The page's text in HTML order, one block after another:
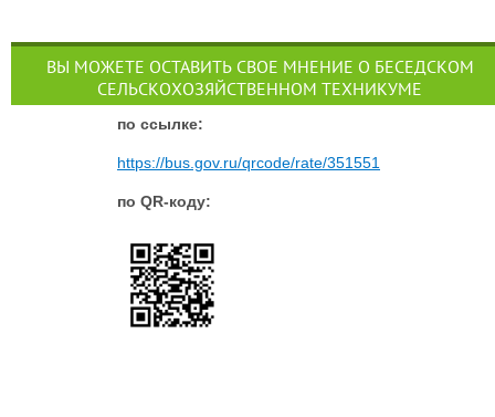
ВЫ МОЖЕТЕ ОСТАВИТЬ СВОЕ МНЕНИЕ О БЕСЕДСКОМ
СЕЛЬСКОХОЗЯЙСТВЕННОМ ТЕХНИКУМЕ
по ссылке:
https://bus.gov.ru/qrcode/rate/351551
по QR-коду: